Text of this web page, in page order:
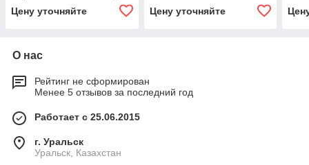
Цену уточняйте
Цену уточняйте
О нас
Рейтинг не сформирован
Менее 5 отзывов за последний год
Работает с 25.06.2015
г. Уральск
Уральск, Казахстан